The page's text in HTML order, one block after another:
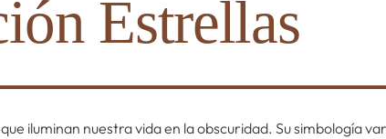
Estrellas
iluminan nuestra vida en la obscuridad. Su simbología